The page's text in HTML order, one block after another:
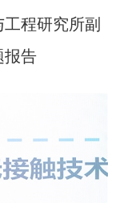
程研究所副
报告